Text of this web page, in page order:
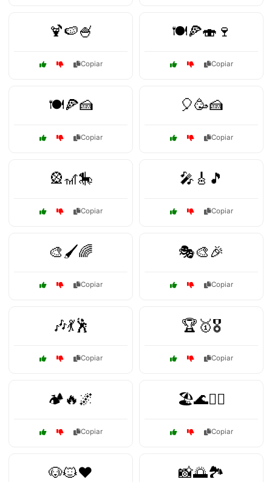
🍹🍉🍧
Copiar
🍽️🍕🍣🍷
Copiar
🍽️🍕🍰
Copiar
🎈🥳🍰
Copiar
🎡🎢🎠
Copiar
🎤🎸🎵
Copiar
🎨🖌️🌈
Copiar
🎭🎨🎉
Copiar
🎶💃🕺
Copiar
🏆🥇🎖️
Copiar
🏕️🔥🌌
Copiar
🏖️🌊🏄‍♂️
Copiar
🐶🐱❤️ 📸🌅🏞️